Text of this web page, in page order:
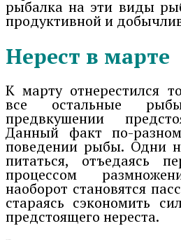
рыбалка на эти виды
продуктивной и
Нерест в марте
К марту отнерестился
все остальные
предвкушении
Данный факт по-
поведении рыбы. Одни
питаться, отъедаясь
процессом
наоборот становятся
стараясь сэкономить
предстоящего нереста.